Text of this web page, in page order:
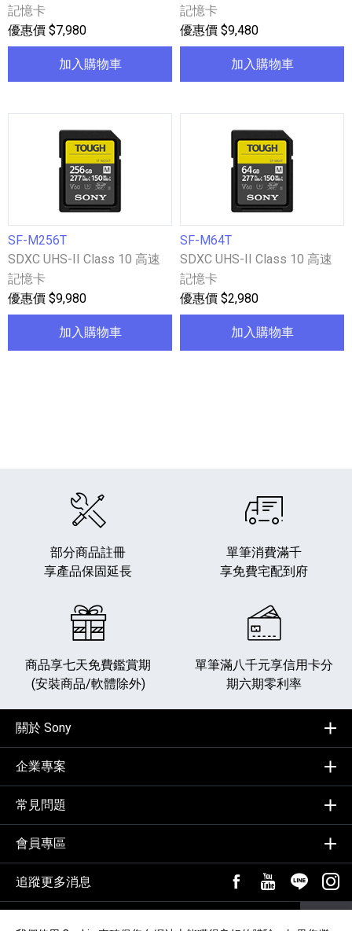
記憶卡
優惠價 $7,980
加入購物車
記憶卡
優惠價 $9,480
加入購物車
SF-M256T
SDXC UHS-II Class 10 高速
記憶卡
優惠價 $9,980
加入購物車
SF-M64T
SDXC UHS-II Class 10 高速
記憶卡
優惠價 $2,980
加入購物車
部分商品註冊
享產品保固延長
單筆消費滿千
享免費宅配到府
商品享七天免費鑑賞期
(安裝商品/軟體除外)
單筆滿八千元享信用卡分
期六期零利率
關於 Sony
企業專案
常見問題
會員專區
追蹤更多消息
FB粉絲專頁[另開新
YouTube頻道[
加入 追
輸入Email，訂閱電子報